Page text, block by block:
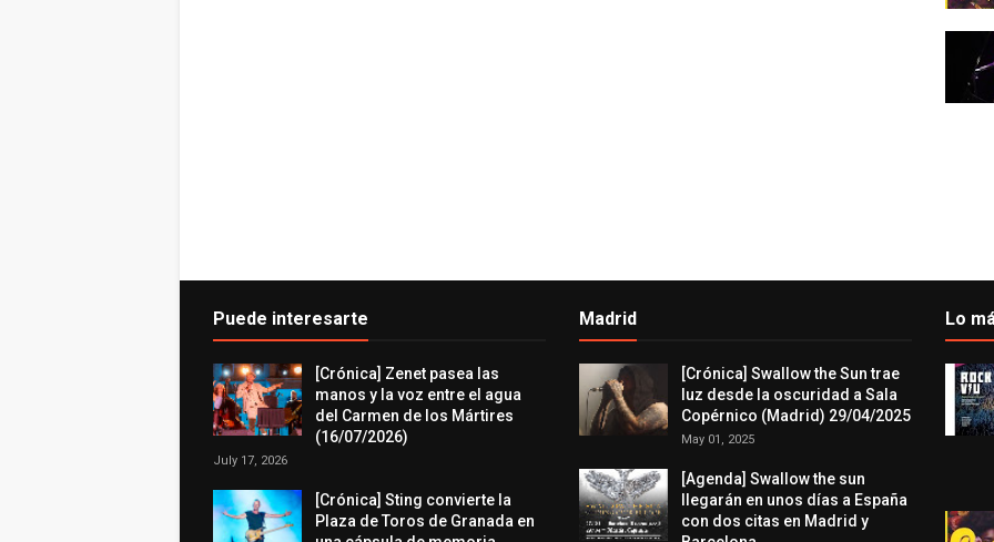
Puede interesarte
[Crónica] Zenet pasea las
manos y la voz entre el agua
del Carmen de los Mártires
(16/07/2026)
July 17, 2026
[Crónica] Sting convierte la
Plaza de Toros de Granada en
Madrid
[Crónica] Swallow the Sun trae
luz desde la oscuridad a Sala
Copérnico (Madrid) 29/04/2025
May 01, 2025
[Agenda] Swallow the sun
llegarán en unos días a España
con dos citas en Madrid y
Lo